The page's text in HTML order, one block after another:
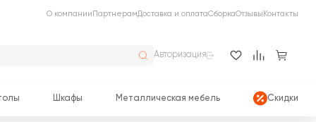
О компании ПартнерамДоставка и оплатаСборкаОтзывы Контакты
Авторизация
Шкафы Металлическая мебель Скидки